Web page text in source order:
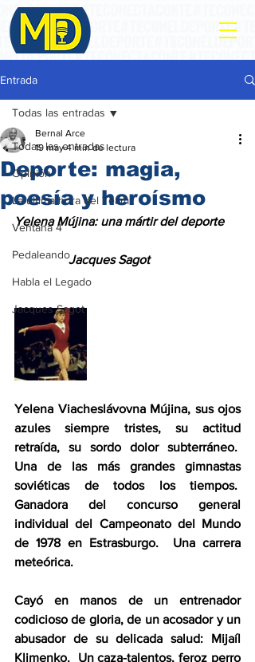
Entrada
Todas las entradas
Opinión
La ultima hora del Team
Ventana 4
Pedaleando
Habla el Legado
Jacques Sagot
Todas las entradas
Deporte: magia,
poesía y heroísmo
Bernal Arce
19 may 4 min de lectura
Yelena Mújina: una mártir del deporte
                 Jacques Sagot
Yelena Viacheslávovna Mújina, sus ojos
azules siempre tristes, su actitud
retraída, su sordo dolor subterráneo.
Una de las más grandes gimnastas
soviéticas de todos los tiempos.
Ganadora del concurso general
individual del Campeonato del Mundo
de 1978 en Estrasburgo.  Una carrera
meteórica.
Cayó en manos de un entrenador
codicioso de gloria, de un acosador y un
abusador de su delicada salud: Mijaíl
Klimenko.  Un caza-talentos, feroz perro